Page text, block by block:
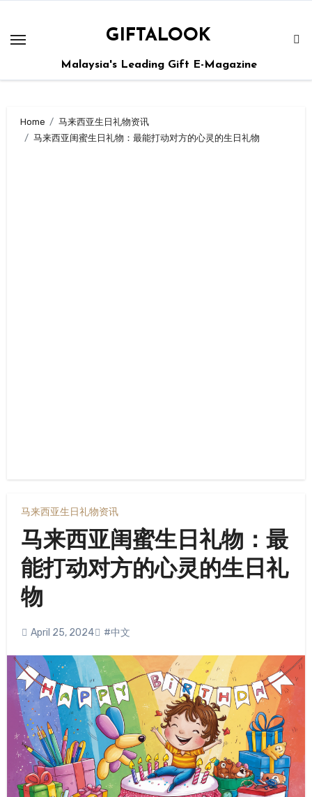
GIFTALOOK
Malaysia's Leading Gift E-Magazine
Home
马来西亚生日礼物资讯
马来西亚闺蜜生日礼物：最能打动对方的心灵的生日礼物
马来西亚生日礼物资讯
马来西亚闺蜜生日礼物：最
能打动对方的心灵的生日礼
物
April 25, 2024 #中文